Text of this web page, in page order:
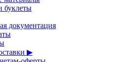
буклеты
документация
▶